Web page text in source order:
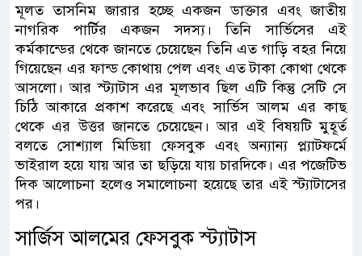
মূলত তাসনিম জারার হচ্ছে একজন ডাক্তার এবং জাতীয়
নাগরিক পার্টির একজন সদস্য। তিনি সার্ভিসের এই
কর্মকান্ডের থেকে জানতে চেয়েছেন তিনি এত গাড়ি বহর নিয়ে
গিয়েছেন এর ফান্ড কোথায় পেল এবং এত টাকা কোথা থেকে
আসলো। আর স্ট্যাটাস এর মূলভাব ছিল এটি কিন্তু সেটি সে
চিঠি আকারে প্রকাশ করেছে এবং সার্ভিস আলম এর কাছ
থেকে এর উত্তর জানতে চেয়েছেন। আর এই বিষয়টি মুহূর্ত
বলতে সোশ্যাল মিডিয়া ফেসবুক এবং অন্যান্য প্ল্যাটফর্মে
ভাইরাল হয়ে যায় আর তা ছড়িয়ে যায় চারদিকে। এর পজেটিভ
দিক আলোচনা হলেও সমালোচনা হয়েছে তার এই স্ট্যাটাসের
পর।
সার্জিস আলমের ফেসবুক স্ট্যাটাস